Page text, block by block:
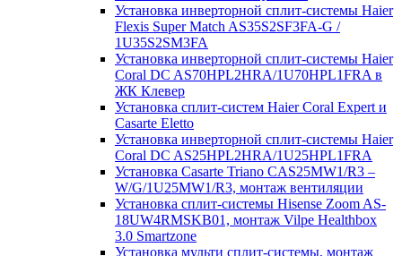
Установка инверторной сплит-системы Haier
Flexis Super Match AS35S2SF3FA-G /
1U35S2SM3FA
Установка инверторной сплит-системы Haier
Coral DC AS70HPL2HRA/1U70HPL1FRA в
ЖК Клевер
Установка сплит-систем Haier Coral Expert и
Casarte Eletto
Установка инверторной сплит-системы Haier
Coral DC AS25HPL2HRA/1U25HPL1FRA
Установка Casarte Triano CAS25MW1/R3 –
W/G/1U25MW1/R3, монтаж вентиляции
Установка сплит-системы Hisense Zoom AS-
18UW4RMSKB01, монтаж Vilpe Healthbox
3.0 Smartzone
Установка мульти сплит-системы, монтаж